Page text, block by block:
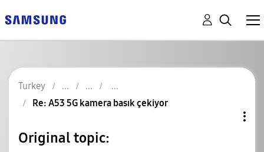
Turkey
Re: A53 5G kamera basık çekiyor
Original topic: